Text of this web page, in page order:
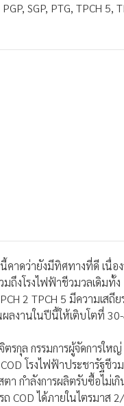
PGP, SGP, PTG, TPCH
คาดว่ายังมีทิศทางที่ดี เนื่อ
มถึงโรงไฟฟ้าชีวมวลเดิมทั้
2 TPCH 5 มีความเส
ลงานในปีนี้ให้เติบโตที่
รกุล กรรมการผู้จัดการให
โรงไฟฟ้าประชารัฐชี
า กำลังการผลิตรับซื้อไม่
ถ COD ได้ภายในไตรมา